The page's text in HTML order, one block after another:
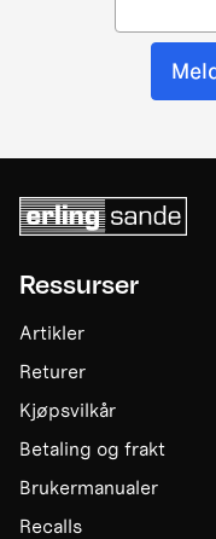
Ressurser
Artikler
Returer
Kjøpsvilkår
Betaling og frakt
Brukermanualer
Recalls